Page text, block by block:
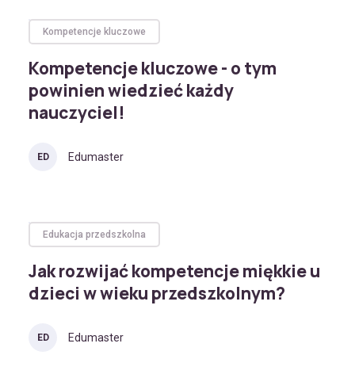
Kompetencje kluczowe
Kompetencje kluczowe - o tym
powinien wiedzieć każdy
nauczyciel!
ED Edumaster
Edukacja przedszkolna
Jak rozwijać kompetencje miękkie u
dzieci w wieku przedszkolnym?
ED Edumaster